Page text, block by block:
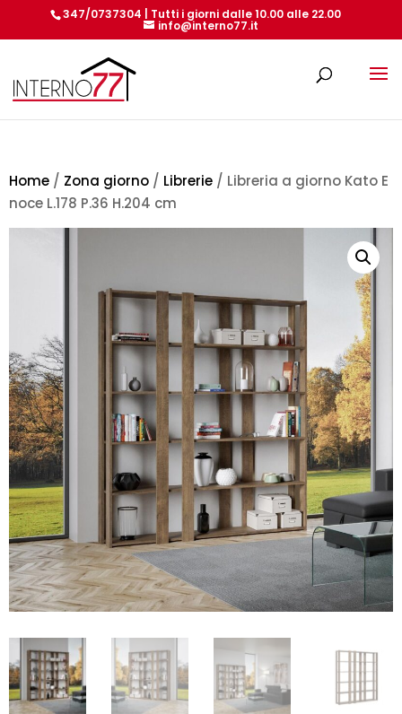
347/0737304 | Tutti i giorni dalle 10.00 alle 22.00
info@interno77.it
Home / Zona giorno / Librerie / Libreria a giorno Kato E
noce L.178 P.36 H.204 cm